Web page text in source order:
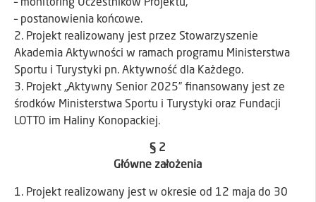
– monitoring Uczestników Projektu,
– postanowienia końcowe.
2. Projekt realizowany jest przez Stowarzyszenie
Akademia Aktywności w ramach programu Ministerstwa
Sportu i Turystyki pn. Aktywność dla Każdego.
3. Projekt „Aktywny Senior 2025” finansowany jest ze
środków Ministerstwa Sportu i Turystyki oraz Fundacji
LOTTO im Haliny Konopackiej.
§ 2
Główne założenia
1. Projekt realizowany jest w okresie od 12 maja do 30